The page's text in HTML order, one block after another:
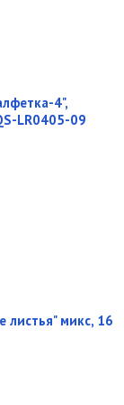
4",
LR0405-09
микс, 16